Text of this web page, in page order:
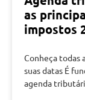
as
impostos
Conheça todas
suas datas É
agenda